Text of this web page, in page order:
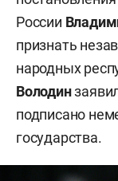
России
признать
народных
Володин
подписано
государства.